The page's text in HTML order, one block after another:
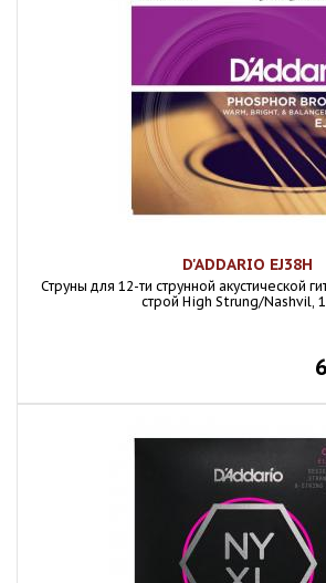
D'ADDARIO EJ38H
Струны для 12-ти струнной акустической
строй High Strung/Nashvil,